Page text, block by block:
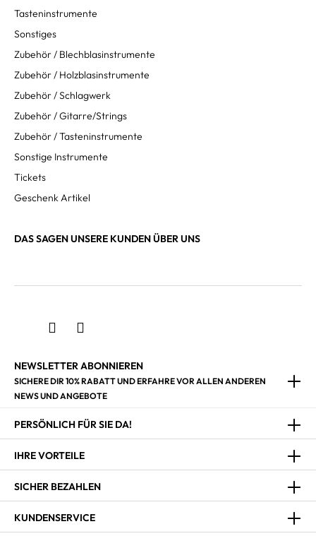
Tasteninstrumente
Sonstiges
Zubehör / Blechblasinstrumente
Zubehör / Holzblasinstrumente
Zubehör / Schlagwerk
Zubehör / Gitarre/Strings
Zubehör / Tasteninstrumente
Sonstige Instrumente
Tickets
Geschenk Artikel
DAS SAGEN UNSERE KUNDEN ÜBER UNS
NEWSLETTER ABONNIEREN
SICHERE DIR 10% RABATT UND ERFAHRE VOR ALLEN ANDEREN
NEWS UND ANGEBOTE
PERSÖNLICH FÜR SIE DA!
IHRE VORTEILE
SICHER BEZAHLEN
KUNDENSERVICE